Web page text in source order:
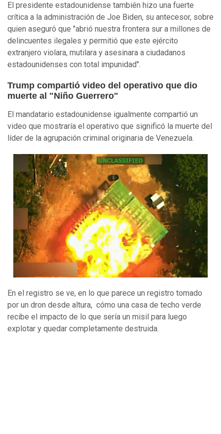
El presidente estadounidense también hizo una fuerte
crítica a la administración de Joe Biden, su antecesor, sobre
quien aseguró que "abrió nuestra frontera sur a millones de
delincuentes ilegales y permitió que este ejército
extranjero violara, mutilara y asesinara a ciudadanos
estadounidenses con total impunidad".
Trump compartió video del operativo que dio
muerte al "Niño Guerrero"
El mandatario estadounidense igualmente compartió un
video que mostraría el operativo que significó la muerte del
líder de la agrupación criminal originaria de Venezuela.
En el registro se ve, en lo que parece un registro tomado
por un dron desde altura, cómo una casa de techo verde
recibe el impacto de lo que sería un misil para luego
explotar y quedar completamente destruida.